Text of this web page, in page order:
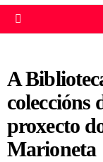
A
coleccións
proxecto
Marioneta